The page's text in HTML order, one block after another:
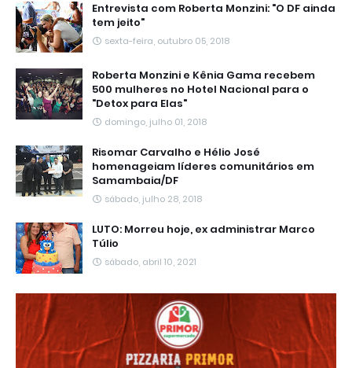
Entrevista com Roberta Monzini: "O DF ainda
tem jeito"
sexta-feira, outubro 05, 2018
Roberta Monzini e Kênia Gama recebem
500 mulheres no Hotel Nacional para o
"Detox para Elas"
domingo, julho 01, 2018
Risomar Carvalho e Hélio José
homenageiam líderes comunitários em
Samambaia/DF
sábado, julho 28, 2018
LUTO: Morreu hoje, ex administrar Marco
Túlio
sábado, abril 10, 2021